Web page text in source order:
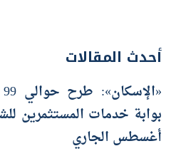
أحدث المقالات
أغسطس الجاري